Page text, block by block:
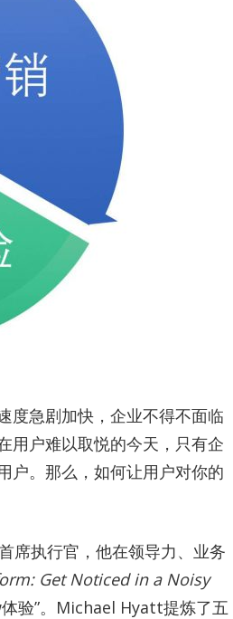
度急剧加快，企业不得不面临
用户难以取悦的今天，只有企
户。那么，如何让用户对你的
执行官，他在领导力、业务
Get Noticed in a Noisy
验”。Michael Hyatt提炼了五